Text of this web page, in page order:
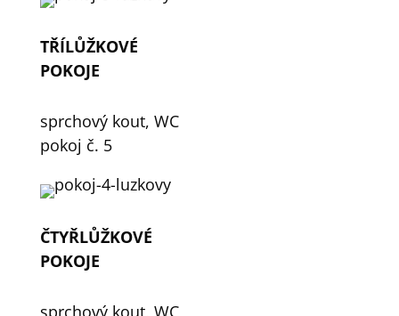
TŘÍLŮŽKOVÉ
POKOJE
sprchový kout, WC
pokoj č. 5
ČTYŘLŮŽKOVÉ
POKOJE
sprchový kout, WC